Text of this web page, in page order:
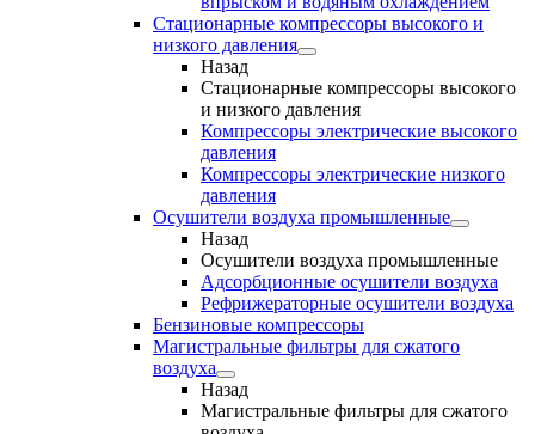
Стационарные компрессоры высокого и
низкого давления
Назад
Стационарные компрессоры высокого
и низкого давления
Компрессоры электрические высокого
давления
Компрессоры электрические низкого
давления
Осушители воздуха промышленные
Назад
Осушители воздуха промышленные
Адсорбционные осушители воздуха
Рефрижераторные осушители воздуха
Бензиновые компрессоры
Магистральные фильтры для сжатого
воздуха
Назад
Магистральные фильтры для сжатого